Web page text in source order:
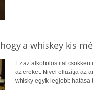
a whiskey kis
Ez az alkoholos ital
az ereket. Mivel ellazítja az
whisky egyik legjobb hatása